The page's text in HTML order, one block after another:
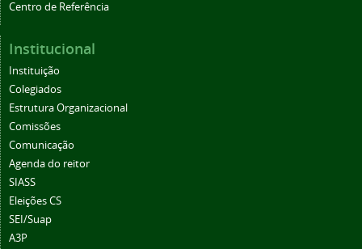
Centro de Referência
Institucional
Instituição
Colegiados
Estrutura Organizacional
Comissões
Comunicação
Agenda do reitor
SIASS
Eleições CS
SEI/Suap
A3P